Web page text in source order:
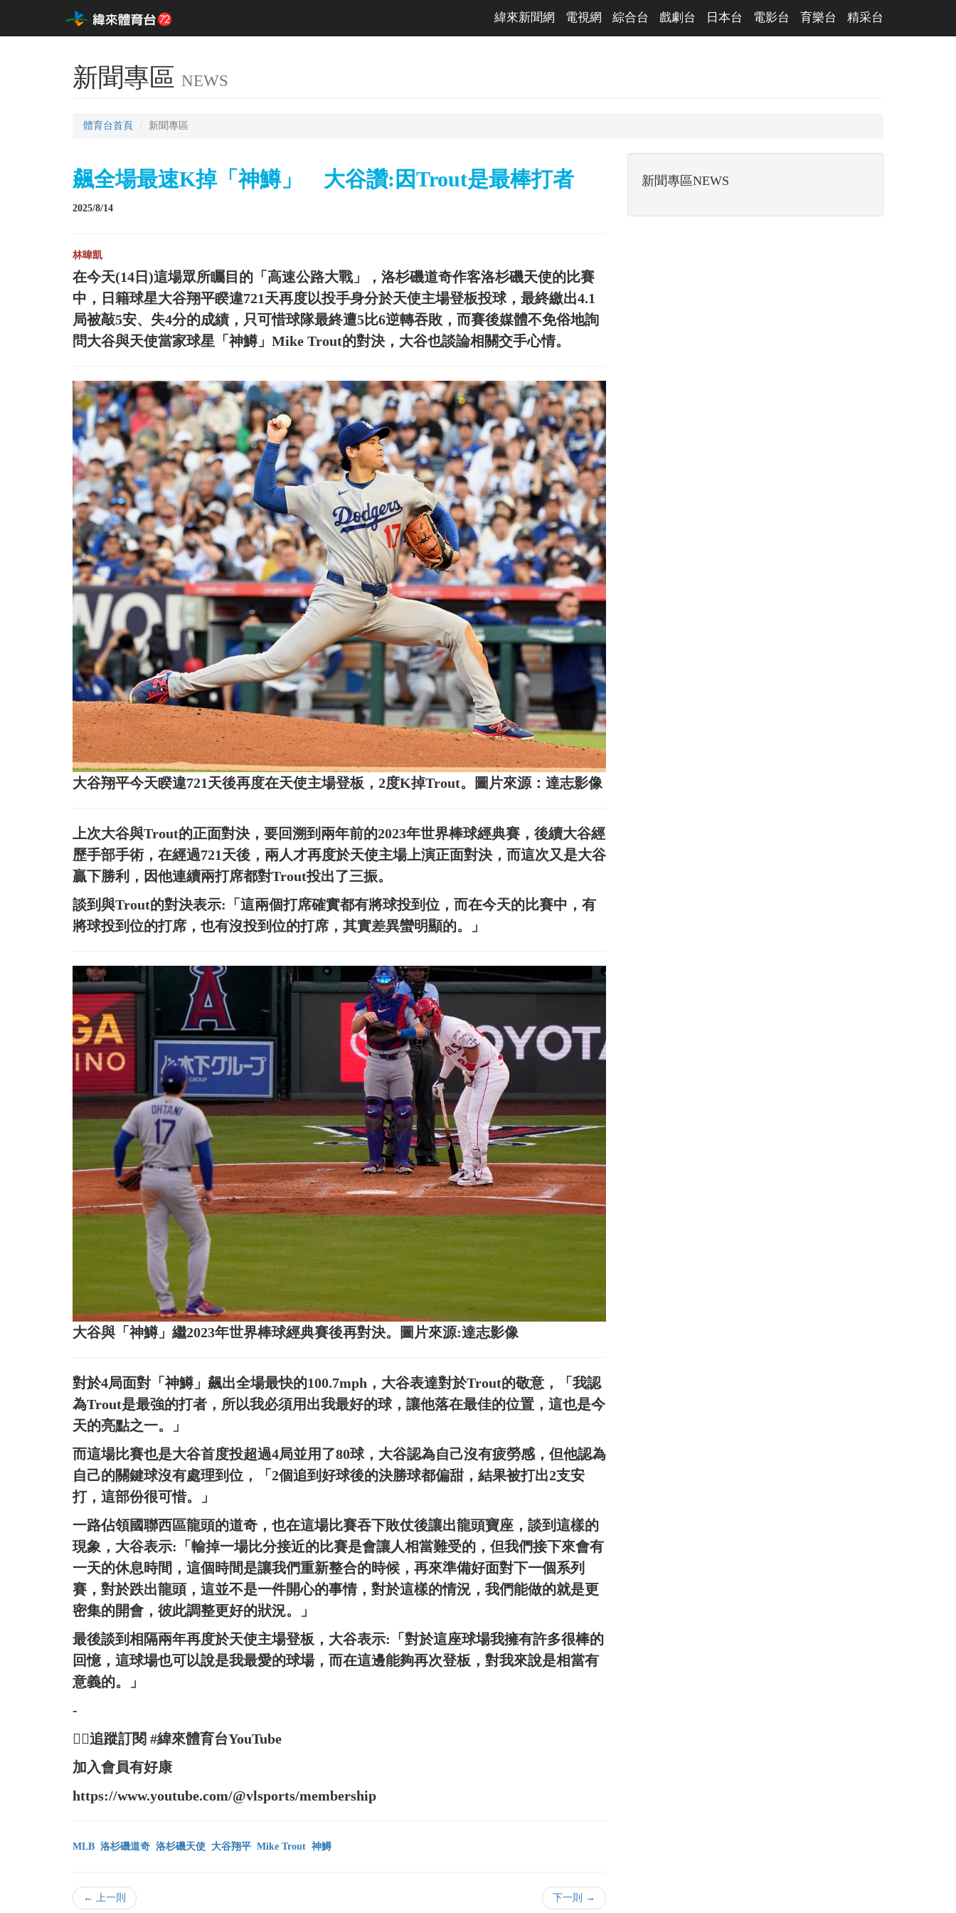
緯來新聞網 電視網 綜合台 戲劇台 日本台 電影台 育樂台 精采台
新聞專區 NEWS
體育台首頁 新聞專區
飆全場最速K掉「神鱒」 大谷讚:因Trout是最棒打者
2025/8/14
林暐凱
在今天(14日)這場眾所矚目的「高速公路大戰」，洛杉磯道奇作客洛杉磯天使的比賽
中，日籍球星大谷翔平睽違721天再度以投手身分於天使主場登板投球，最終繳出4.1
局被敲5安、失4分的成績，只可惜球隊最終遭5比6逆轉吞敗，而賽後媒體不免俗地詢
問大谷與天使當家球星「神鱒」Mike Trout的對決，大谷也談論相關交手心情。
大谷翔平今天睽違721天後再度在天使主場登板，2度K掉Trout。圖片來源：達志影像
上次大谷與Trout的正面對決，要回溯到兩年前的2023年世界棒球經典賽，後續大谷經
歷手部手術，在經過721天後，兩人才再度於天使主場上演正面對決，而這次又是大谷
贏下勝利，因他連續兩打席都對Trout投出了三振。
談到與Trout的對決表示:「這兩個打席確實都有將球投到位，而在今天的比賽中，有
將球投到位的打席，也有沒投到位的打席，其實差異蠻明顯的。」
大谷與「神鱒」繼2023年世界棒球經典賽後再對決。圖片來源:達志影像
對於4局面對「神鱒」飆出全場最快的100.7mph，大谷表達對於Trout的敬意，「我認
為Trout是最強的打者，所以我必須用出我最好的球，讓他落在最佳的位置，這也是今
天的亮點之一。」
而這場比賽也是大谷首度投超過4局並用了80球，大谷認為自己沒有疲勞感，但他認為
自己的關鍵球沒有處理到位，「2個追到好球後的決勝球都偏甜，結果被打出2支安
打，這部份很可惜。」
一路佔領國聯西區龍頭的道奇，也在這場比賽吞下敗仗後讓出龍頭寶座，談到這樣的
現象，大谷表示:「輸掉一場比分接近的比賽是會讓人相當難受的，但我們接下來會有
一天的休息時間，這個時間是讓我們重新整合的時候，再來準備好面對下一個系列
賽，對於跌出龍頭，這並不是一件開心的事情，對於這樣的情況，我們能做的就是更
密集的開會，彼此調整更好的狀況。」
最後談到相隔兩年再度於天使主場登板，大谷表示:「對於這座球場我擁有許多很棒的
回憶，這球場也可以說是我最愛的球場，而在這邊能夠再次登板，對我來說是相當有
意義的。」
-
👉🏻追蹤訂閱 #緯來體育台YouTube
加入會員有好康
https://www.youtube.com/@vlsports/membership
MLB 洛杉磯道奇 洛杉磯天使 大谷翔平 Mike Trout 神鱒
← 上一則 下一則 →
新聞專區NEWS